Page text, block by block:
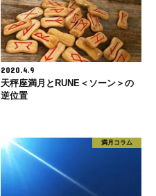
2020.4.9
天秤座満月とRUNE＜ソーン＞の
逆位置
満月コラム